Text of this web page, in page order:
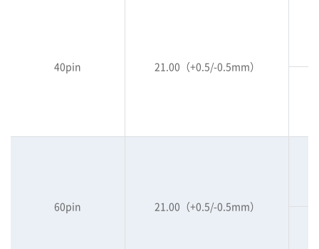
40pin 21.00（+0.5/-0.5mm）
60pin 21.00（+0.5/-0.5mm）